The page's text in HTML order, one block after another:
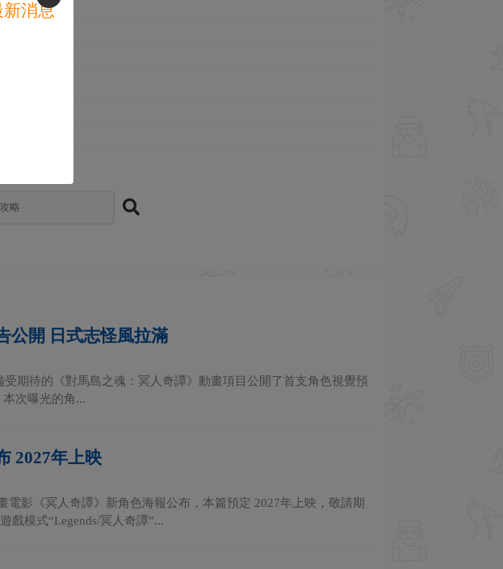
公開 日式志怪風拉滿
期待的《對馬島之魂：冥人奇譚》動畫項目公開了首支角色視覺預
次曝光的角...
2027年上映
影《冥人奇譚》新角色海報公布，本篇預定 2027年上映，敬請期
戲模式“Legends/冥人奇譚”...
消息